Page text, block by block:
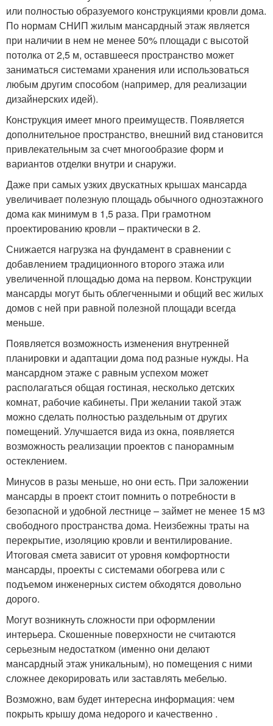
или полностью образуемого конструкциями кровли дома.
По нормам СНИП жилым мансардный этаж является
при наличии в нем не менее 50% площади с высотой
потолка от 2,5 м, оставшееся пространство может
заниматься системами хранения или использоваться
любым другим способом (например, для реализации
дизайнерских идей).
Конструкция имеет много преимуществ. Появляется
дополнительное пространство, внешний вид становится
привлекательным за счет многообразие форм и
вариантов отделки внутри и снаружи.
Даже при самых узких двускатных крышах мансарда
увеличивает полезную площадь обычного одноэтажного
дома как минимум в 1,5 раза. При грамотном
проектированию кровли – практически в 2.
Снижается нагрузка на фундамент в сравнении с
добавлением традиционного второго этажа или
увеличенной площадью дома на первом. Конструкции
мансарды могут быть облегченными и общий вес жилых
домов с ней при равной полезной площади всегда
меньше.
Появляется возможность изменения внутренней
планировки и адаптации дома под разные нужды. На
мансардном этаже с равным успехом может
располагаться общая гостиная, несколько детских
комнат, рабочие кабинеты. При желании такой этаж
можно сделать полностью раздельным от других
помещений. Улучшается вида из окна, появляется
возможность реализации проектов с панорамным
остеклением.
Минусов в разы меньше, но они есть. При заложении
мансарды в проект стоит помнить о потребности в
безопасной и удобной лестнице – займет не менее 15 м3
свободного пространства дома. Неизбежны траты на
перекрытие, изоляцию кровли и вентилирование.
Итоговая смета зависит от уровня комфортности
мансарды, проекты с системами обогрева или с
подъемом инженерных систем обходятся довольно
дорого.
Могут возникнуть сложности при оформлении
интерьера. Скошенные поверхности не считаются
серьезным недостатком (именно они делают
мансардный этаж уникальным), но помещения с ними
сложнее декорировать или заставлять мебелью.
Возможно, вам будет интересна информация: чем
покрыть крышу дома недорого и качественно .